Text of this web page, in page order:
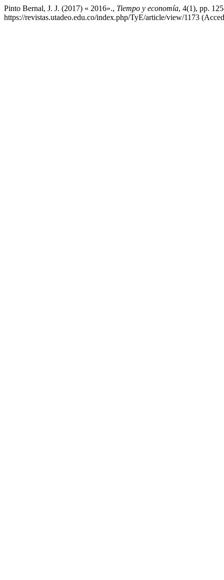
Pinto Bernal, J. J. (2017) « 2016»., Tiempo y economía, 4(1), pp.
https://revistas.utadeo.edu.co/index.php/TyE/article/view/1173